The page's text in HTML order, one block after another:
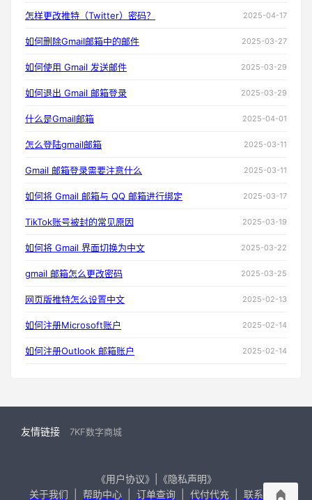
怎样更改推特（Twitter）密码？ 2025-04-17
如何删除Gmail邮箱中的邮件 2025-03-27
如何使用 Gmail 发送邮件 2025-03-29
如何退出 Gmail 邮箱登录 2025-03-29
什么是Gmail邮箱 2025-04-01
怎么登陆gmail邮箱 2025-03-11
Gmail 邮箱登录需要注意什么 2025-03-11
如何将 Gmail 邮箱与 QQ 邮箱进行绑定 2025-03-17
TikTok账号被封的常见原因 2025-03-19
如何将 Gmail 界面切换为中文 2025-03-22
gmail 邮箱怎么更改密码 2025-03-25
网页版推特怎么设置中文 2025-02-13
如何注册Microsoft账户 2025-02-14
如何注册Outlook 邮箱账户 2025-02-14
友情链接 7KF数字商城
《用户协议》|《隐私声明》
关于我们
帮助中心 订单查询 代付代充 联系我们